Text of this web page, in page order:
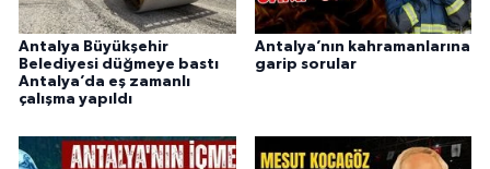
Antalya Büyükşehir
Belediyesi düğmeye bastı
Antalya’da eş zamanlı
çalışma yapıldı
Antalya’nın kahramanlarına
garip sorular